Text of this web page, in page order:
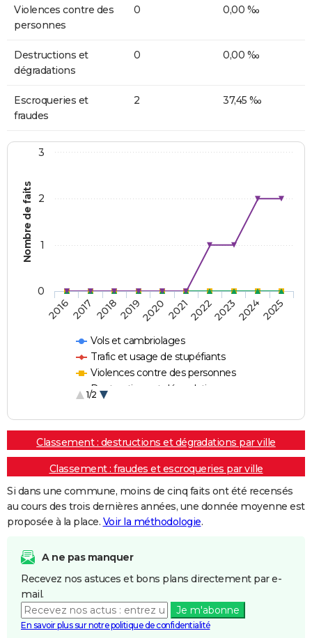
Violences contre des
personnes
0 0,00 ‰
Destructions et
dégradations
0 0,00 ‰
Escroqueries et
fraudes
2 37,45 ‰
Nombre de faits
Vols et cambriolages
Trafic et usage de stupéfiants
Violences contre des personnes
Destructions et dégradations
1/2
20162017 20182019202020212022202320242025
0
1
2
3
Classement : destructions et dégradations par ville
Classement : fraudes et escroqueries par ville
Si dans une commune, moins de cinq faits ont été recensés
au cours des trois dernières années, une donnée moyenne est
proposée à la place. Voir la méthodologie.
A ne pas manquer
Recevez nos astuces et bons plans directement par e-
mail.
Je m'abonne
En savoir plus sur notre politique de confidentialité